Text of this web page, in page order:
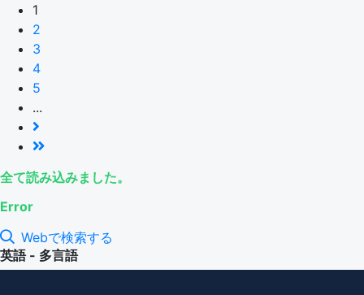
1
2
3
4
5
...
全て読み込みました。
Error
Webで検索する
英語 - 多言語